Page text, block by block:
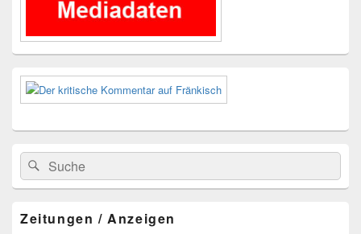
Suchen
nach:
Suchen
Zeitungen / Anzeigen